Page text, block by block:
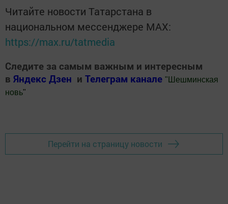
Читайте новости Татарстана в
национальном мессенджере MАХ:
https://max.ru/tatmedia
Следите за самым важным и интересным
в Яндекс Дзен и Телеграм канале " Шешминская
новь"
Перейти на страницу новости